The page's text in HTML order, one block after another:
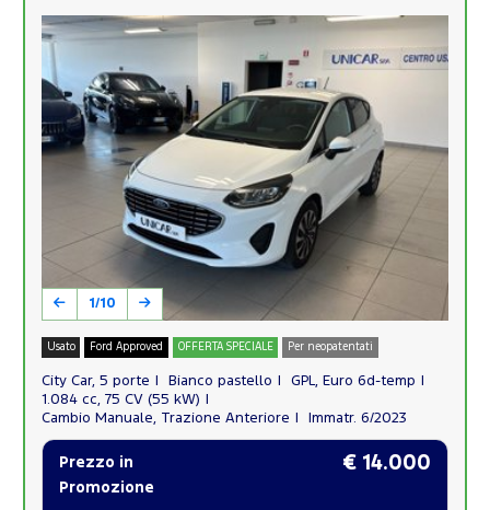
1/10
Usato Ford Approved OFFERTA SPECIALE Per neopatentati
City Car, 5 porte Bianco pastello
GPL, Euro 6d-temp
1.084 cc, 75 CV (55 kW)
Cambio Manuale, Trazione Anteriore
Immatr. 6/2023
Prezzo in
Promozione
€ 14.000